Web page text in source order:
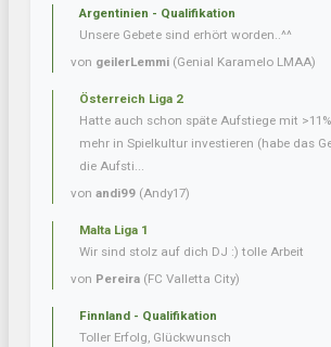
Argentinien - Qualifikation
Unsere Gebete sind erhört worden..^^
von geilerLemmi (Genial Karamelo LMAA)
Österreich Liga 2
Hatte auch schon späte Aufstiege mit
mehr in Spielkultur investieren (habe das
die Aufsti...
von andi99 (Andy17)
Malta Liga 1
Wir sind stolz auf dich DJ :) tolle Arbeit
von Pereira (FC Valletta City)
Finnland - Qualifikation
Toller Erfolg, Glückwunsch